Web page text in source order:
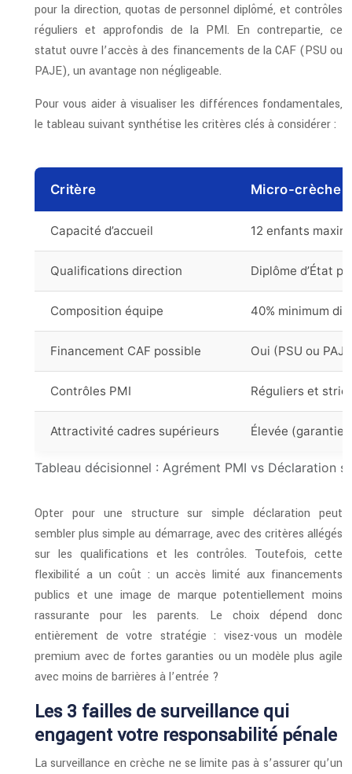
pour la direction, quotas de personnel diplômé, et contrôles
réguliers et approfondis de la PMI. En contrepartie, ce
statut ouvre l’accès à des financements de la CAF (PSU ou
PAJE), un avantage non négligeable.
Pour vous aider à visualiser les différences fondamentales,
le tableau suivant synthétise les critères clés à considérer :
Tableau décisionnel : Agrément PMI vs Déclaration
Critère Micro-crèche
Capacité d’accueil 12 enfants
Qualifications direction Diplôme d’État
Composition équipe 40% minimum
Financement CAF possible Oui (PSU ou
Contrôles PMI Réguliers et
Attractivité cadres supérieurs Élevée (garantie
Opter pour une structure sur simple déclaration peut
sembler plus simple au démarrage, avec des critères allégés
sur les qualifications et les contrôles. Toutefois, cette
flexibilité a un coût : un accès limité aux financements
publics et une image de marque potentiellement moins
rassurante pour les parents. Le choix dépend donc
entièrement de votre stratégie : visez-vous un modèle
premium avec de fortes garanties ou un modèle plus agile
avec moins de barrières à l’entrée ?
Les 3 failles de surveillance qui
engagent votre responsabilité pénale
La surveillance en crèche ne se limite pas à s’assurer qu’un